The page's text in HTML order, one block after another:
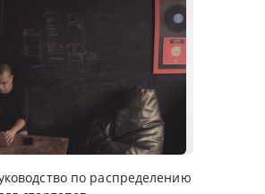
по распределению